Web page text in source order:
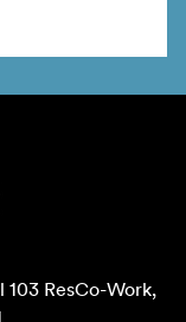
103 ResCo-Work,